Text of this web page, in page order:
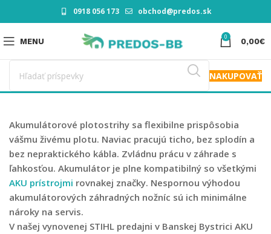
0918 056 173 obchod@predos.sk
MENU 0 0,00€
NAKUPOVAŤ
Akumulátorové plotostrihy sa flexibilne prispôsobia
vášmu živému plotu. Naviac pracujú ticho, bez splodín a
bez nepraktického kábla. Zvládnu prácu v záhrade s
ľahkosťou. Akumulátor je plne kompatibilný so všetkými
AKU prístrojmi rovnakej značky. Nespornou výhodou
akumulátorových záhradných nožníc sú ich minimálne
nároky na servis.
V našej vynovenej STIHL predajni v Banskej Bystrici AKU